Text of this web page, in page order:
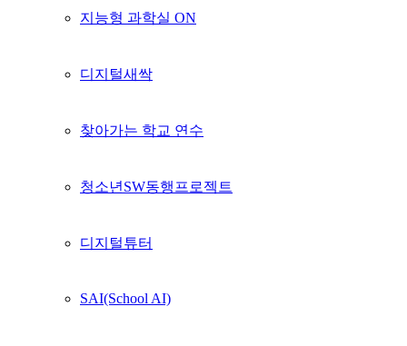
지능형 과학실 ON
디지털새싹
찾아가는 학교 연수
청소년SW동행프로젝트
디지털튜터
SAI(School AI)